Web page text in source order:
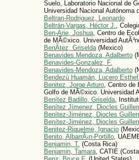
Suelo, Laboratorio Nacional de
Universidad Nacional Autónoma
Beltran-Rodriguez, Leonardo
Beltrán-Vargas, Héctor J.,
Ben-Arie, Joshua, Centro de
de MÃ©xico. Universidad
BenÃ­tez, Griselda(Mexico)
Benavides Mendoza, Adalberto
Benavides-Gonzalez, F.
Benavides-Mendoza, Adalberto
Bendezú Huamán, Lucero
Benitez, Jorge Arturo, Centro de
Golfo de MÃ©xico. Universidad
Benítez Badillo, Griselda,
Benítez Jímenez, Diocles
Benítez-Jiménez, Diocles
Benítez-Jiménez, Diocles
Benitez-Riquelme, Ignacio
Benito, AlbarrÃ¡n-Portillo,
Benjamin, T. (Costa Rica)
Benjamin, Tamara, CATIE